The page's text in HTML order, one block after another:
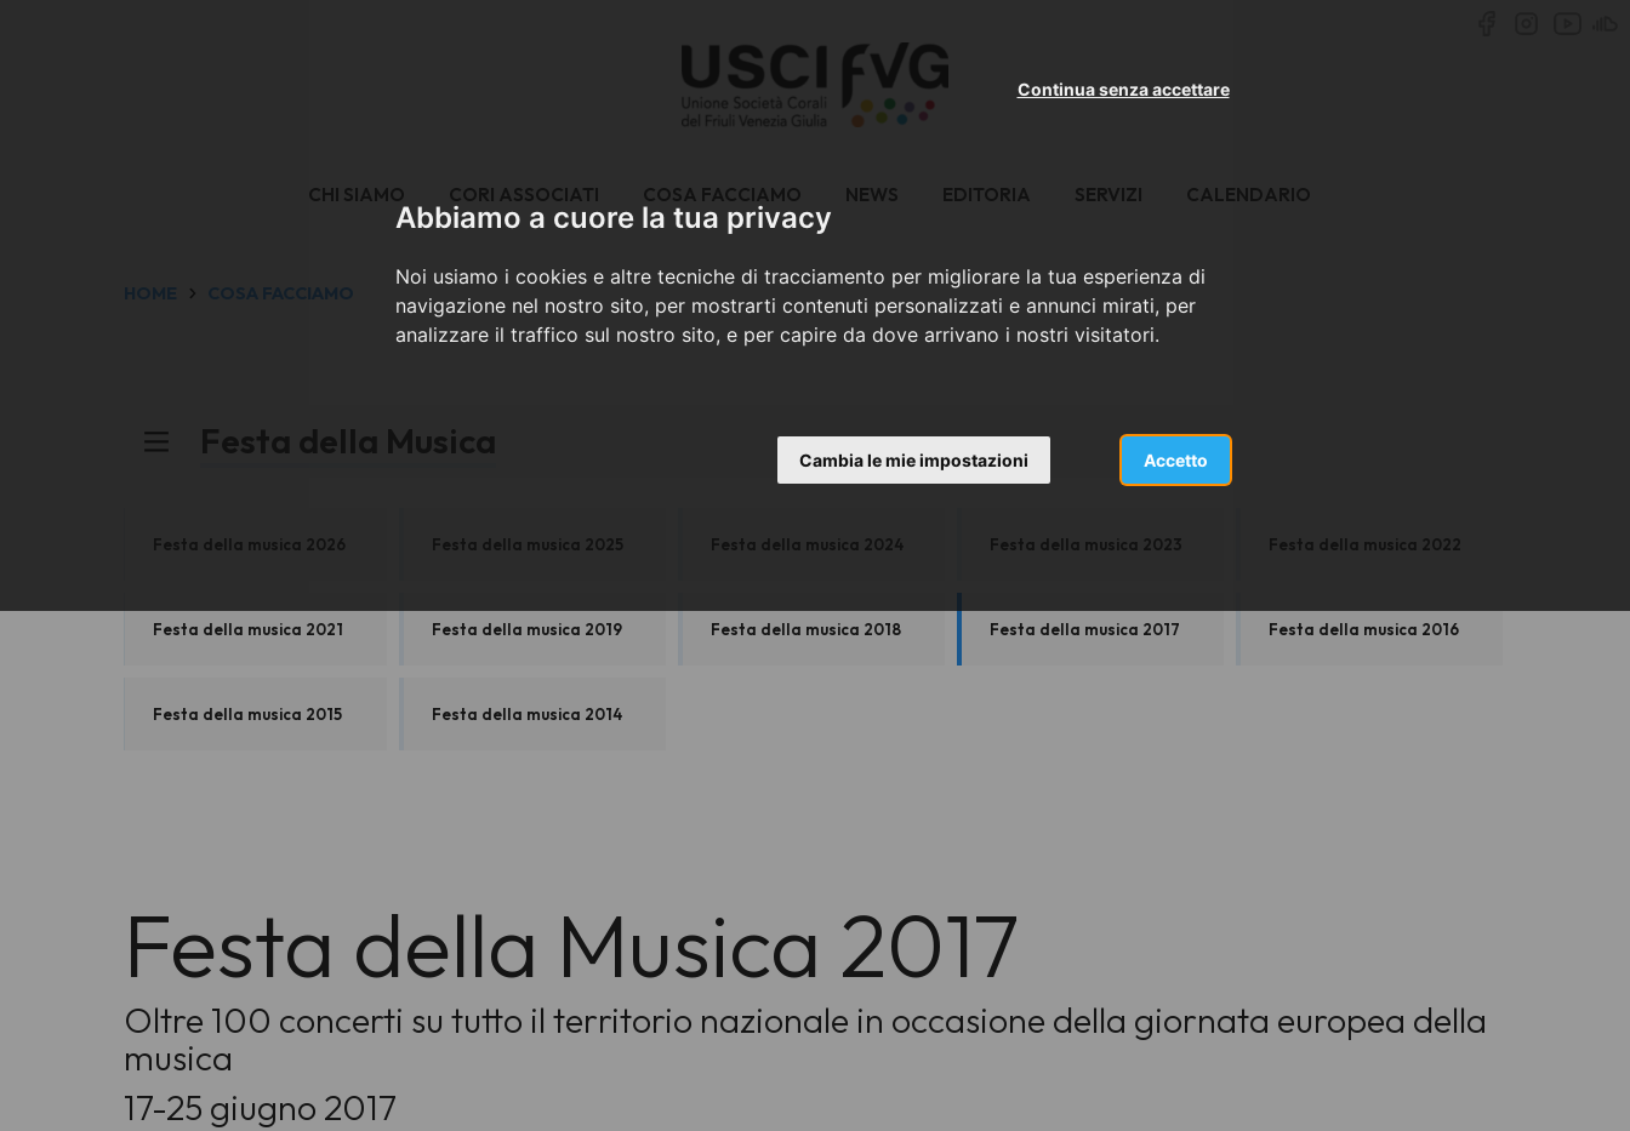
Abbiamo a cuore la tua privacy
Noi usiamo i cookies e altre tecniche di tracciamento per migliorare la tua esperienza di
navigazione nel nostro sito, per mostrarti contenuti personalizzati e annunci mirati, per
analizzare il traffico sul nostro sito, e per capire da dove arrivano i nostri visitatori.
Accetto
Continua senza accettare
Cambia le mie impostazioni
CHI SIAMO CORI ASSOCIATI COSA FACCIAMO NEWS EDITORIA SERVIZI CALENDARIO
HOME COSA FACCIAMO
Festa della Musica
Festa della musica 2026 Festa della musica 2025 Festa della musica 2024 Festa della musica 2023 Festa della musica 2022
Festa della musica 2021 Festa della musica 2019 Festa della musica 2018 Festa della musica 2017 Festa della musica 2016
Festa della musica 2015 Festa della musica 2014
Festa della Musica 2017
Oltre 100 concerti su tutto il territorio nazionale in occasione della giornata europea della
musica
17-25 giugno 2017